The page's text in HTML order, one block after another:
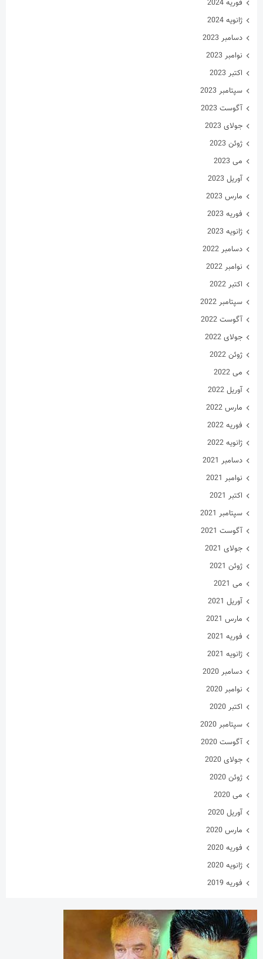
فوریه 2024
ژانویه 2024
دسامبر 2023
نوامبر 2023
اکتبر 2023
سپتامبر 2023
آگوست 2023
جولای 2023
ژوئن 2023
می 2023
آوریل 2023
مارس 2023
فوریه 2023
ژانویه 2023
دسامبر 2022
نوامبر 2022
اکتبر 2022
سپتامبر 2022
آگوست 2022
جولای 2022
ژوئن 2022
می 2022
آوریل 2022
مارس 2022
فوریه 2022
ژانویه 2022
دسامبر 2021
نوامبر 2021
اکتبر 2021
سپتامبر 2021
آگوست 2021
جولای 2021
ژوئن 2021
می 2021
آوریل 2021
مارس 2021
فوریه 2021
ژانویه 2021
دسامبر 2020
نوامبر 2020
اکتبر 2020
سپتامبر 2020
آگوست 2020
جولای 2020
ژوئن 2020
می 2020
آوریل 2020
مارس 2020
فوریه 2020
ژانویه 2020
فوریه 2019